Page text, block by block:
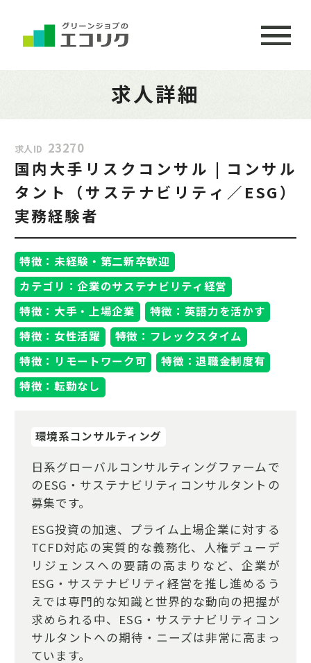
求人詳細
求人ID 23270
国内大手リスクコンサル | コンサル
タント（サステナビリティ／ESG）
実務経験者
特徴：未経験・第二新卒歓迎
カテゴリ：企業のサステナビリティ経営
特徴：大手・上場企業
特徴：英語力を活かす
特徴：女性活躍
特徴：フレックスタイム
特徴：リモートワーク可
特徴：退職金制度有
特徴：転勤なし
環境系コンサルティング
日系グローバルコンサルティングファームで
のESG・サステナビリティコンサルタントの
募集です。
ESG投資の加速、プライム上場企業に対する
TCFD対応の実質的な義務化、人権デューデ
リジェンスへの要請の高まりなど、企業が
ESG・サステナビリティ経営を推し進めるう
えでは専門的な知識と世界的な動向の把握が
求められる中、ESG・サステナビリティコン
サルタントへの期待・ニーズは非常に高まっ
ています。